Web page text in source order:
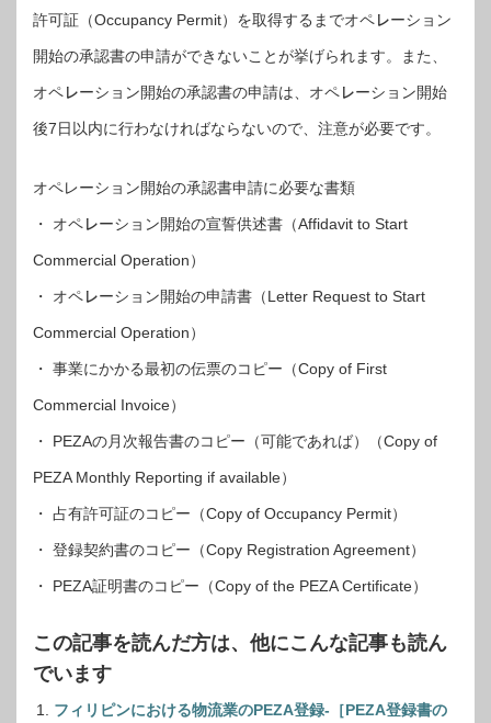
許可証（Occupancy Permit）を取得するまでオペ㆑ーション
開始の承認書の申請ができないことが挙げられます。また、
オペ㆑ーション開始の承認書の申請は、オペ㆑ーション開始
後7日以内に行わなければならないので、注意が必要です。
オペレーション開始の承認書申請に必要な書類
・ オペ㆑ーション開始の宣誓供述書（Affidavit to Start
Commercial Operation）
・ オペ㆑ーション開始の申請書（Letter Request to Start
Commercial Operation）
・ 事業にかかる最初の伝票のコピー（Copy of First
Commercial Invoice）
・ PEZAの月次報告書のコピー（可能であれば）（Copy of
PEZA Monthly Reporting if available）
・ 占有許可証のコピー（Copy of Occupancy Permit）
・ 登録契約書のコピー（Copy Registration Agreement）
・ PEZA証明書のコピー（Copy of the PEZA Certificate）
この記事を読んだ方は、他にこんな記事も読ん
でいます
フィリピンにおける物流業のPEZA登録-［PEZA登録書の